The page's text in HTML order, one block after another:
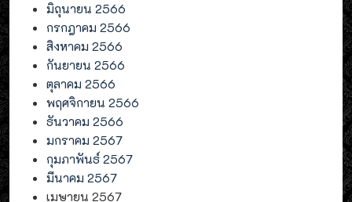
มิถุนายน 2566
กรกฎาคม 2566
สิงหาคม 2566
กันยายน 2566
ตุลาคม 2566
พฤศจิกายน 2566
ธันวาคม 2566
มกราคม 2567
กุมภาพันธ์ 2567
มีนาคม 2567
เมษายน 2567